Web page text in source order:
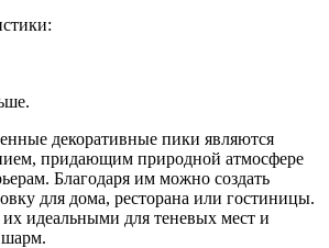
декоративные пики являются
придающим природной атмосфере
Благодаря им можно создать
для дома, ресторана или гостиницы.
идеальными для теневых мест и